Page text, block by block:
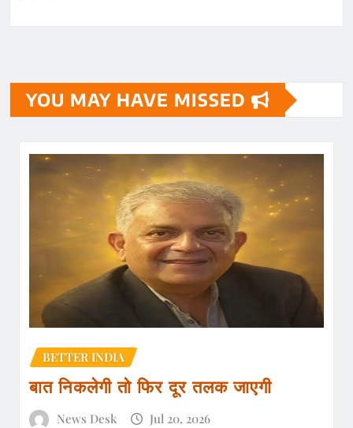
YOU MAY HAVE MISSED
BETTER INDIA
बात निकलेगी तो फिर दूर तलक जाएगी
News Desk Jul 20, 2026